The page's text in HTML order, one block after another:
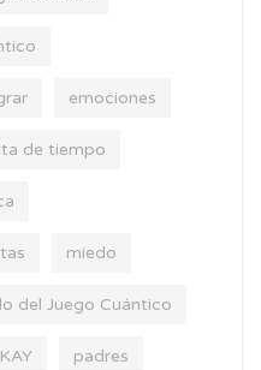
emociones
de tiempo
miedo
del Juego Cuántico
padres